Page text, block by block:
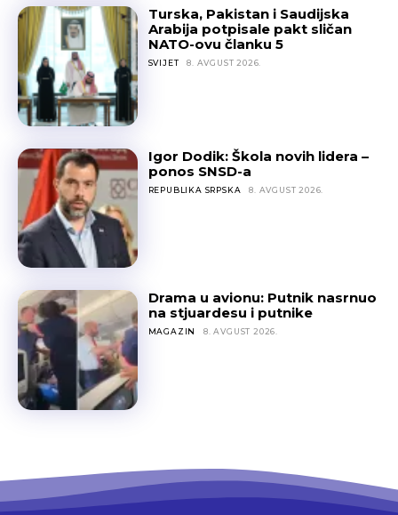
Turska, Pakistan i Saudijska
Arabija potpisale pakt sličan
NATO-ovu članku 5
SVIJET 8. AVGUST 2026.
Igor Dodik: Škola novih lidera –
ponos SNSD-a
REPUBLIKA SRPSKA 8. AVGUST 2026.
Drama u avionu: Putnik nasrnuo
na stjuardesu i putnike
MAGAZIN 8. AVGUST 2026.